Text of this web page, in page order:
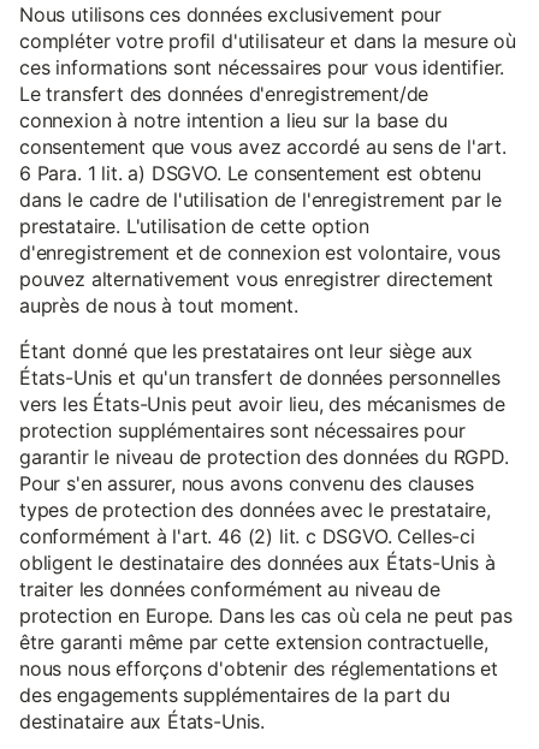
Nous utilisons ces données exclusivement pour
compléter votre profil d'utilisateur et dans la mesure où
ces informations sont nécessaires pour vous identifier.
Le transfert des données d'enregistrement/de
connexion à notre intention a lieu sur la base du
consentement que vous avez accordé au sens de l'art.
6 Para. 1 lit. a) DSGVO. Le consentement est obtenu
dans le cadre de l'utilisation de l'enregistrement par le
prestataire. L'utilisation de cette option
d'enregistrement et de connexion est volontaire, vous
pouvez alternativement vous enregistrer directement
auprès de nous à tout moment.
Étant donné que les prestataires ont leur siège aux
États-Unis et qu'un transfert de données personnelles
vers les États-Unis peut avoir lieu, des mécanismes de
protection supplémentaires sont nécessaires pour
garantir le niveau de protection des données du RGPD.
Pour s'en assurer, nous avons convenu des clauses
types de protection des données avec le prestataire,
conformément à l'art. 46 (2) lit. c DSGVO. Celles-ci
obligent le destinataire des données aux États-Unis à
traiter les données conformément au niveau de
protection en Europe. Dans les cas où cela ne peut pas
être garanti même par cette extension contractuelle,
nous nous efforçons d'obtenir des réglementations et
des engagements supplémentaires de la part du
destinataire aux États-Unis.